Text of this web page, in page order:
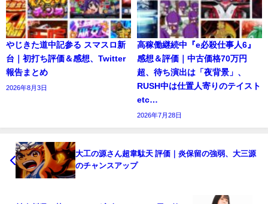
やじきた道中記参る スマスロ新
台｜初打ち評価＆感想、Twitter
報告まとめ
2026年8月3日
高稼働継続中『e必殺仕事人6』
感想＆評価｜中古価格70万円
超、待ち演出は「夜背景」、
RUSH中は仕置人寄りのテイスト
etc…
2026年7月28日
大工の源さん超韋駄天 評価｜炎保留の強弱、大三源
のチャンスアップ